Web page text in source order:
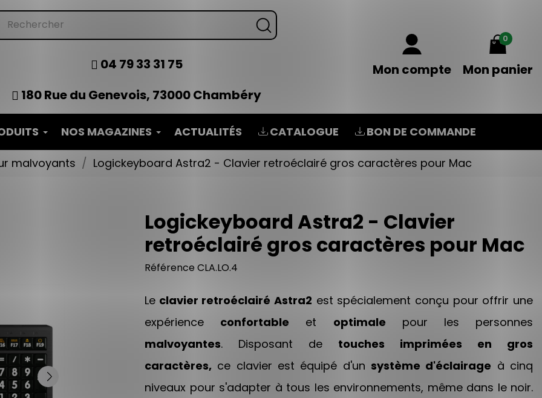
04 79 33 31 75
180 Rue du Genevois, 73000 Chambéry
Mon compte
0
Mon panier
NOS MAGAZINES ACTUALITÉS CATALOGUE BON DE COMMANDE
malvoyants Logickeyboard Astra2 - Clavier retroéclairé gros caractères pour Mac
Logickeyboard Astra2 - Clavier
retroéclairé gros caractères pour Mac
Référence CLA.LO.4
Le clavier retroéclairé Astra2 est spécialement conçu pour offrir une
expérience confortable et optimale pour les personnes
malvoyantes. Disposant de touches imprimées en gros
caractères, ce clavier est équipé d'un système d'éclairage à cinq
niveaux pour s'adapter à tous les environnements, même dans le noir.